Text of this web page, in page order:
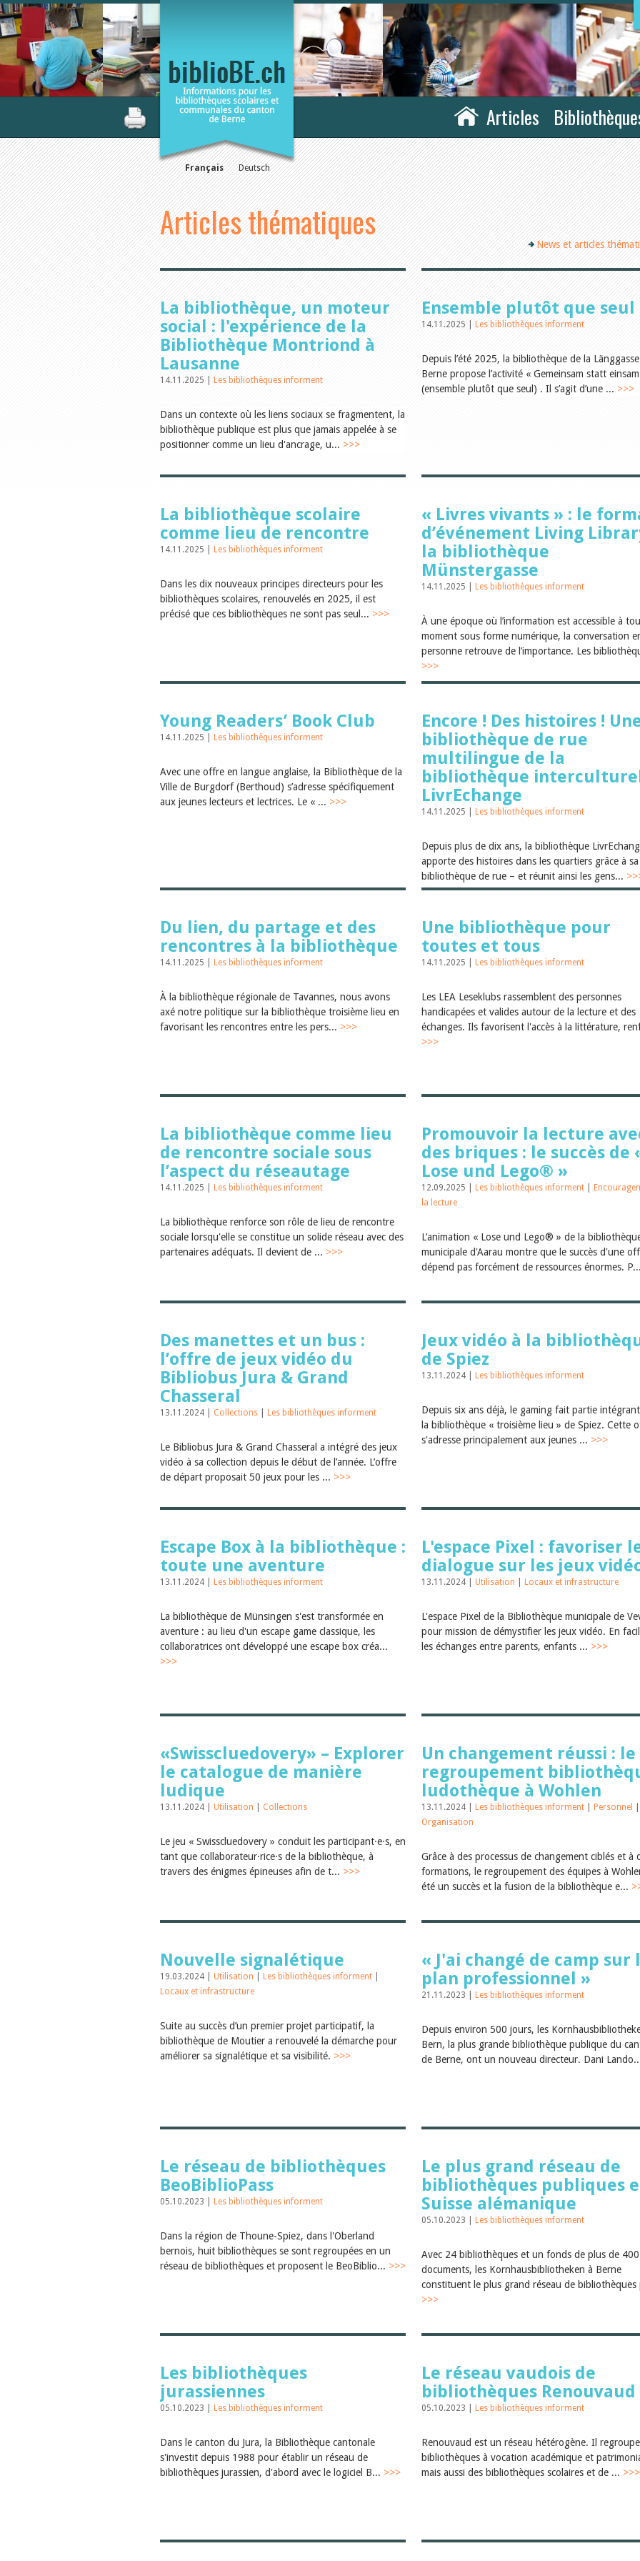
Français Deutsch
Articles
Articles thématiques
News et articles
La bibliothèque, un moteur
social : l'expérience de la
Bibliothèque Montriond à
Lausanne
14.11.2025 | Les bibliothèques informent
Dans un contexte où les liens sociaux se fragmentent, la
bibliothèque publique est plus que jamais appelée à se
positionner comme un lieu d'ancrage, u... >>>
Ensemble plutôt que seul
14.11.2025 | Les bibliothèques informent
Depuis l’été 2025, la bibliothèque de la
Berne propose l’activité « Gemeinsam statt
(ensemble plutôt que seul) . Il s’agit d’une ... >>>
La bibliothèque scolaire
comme lieu de rencontre
14.11.2025 | Les bibliothèques informent
Dans les dix nouveaux principes directeurs pour les
bibliothèques scolaires, renouvelés en 2025, il est
précisé que ces bibliothèques ne sont pas seul... >>>
« Livres vivants » : le
d’événement Living
la bibliothèque
Münstergasse
14.11.2025 | Les bibliothèques informent
À une époque où l’information est accessible à
moment sous forme numérique, la conversation
personne retrouve de l’importance. Les
>>>
Young Readers’ Book Club
14.11.2025 | Les bibliothèques informent
Avec une offre en langue anglaise, la Bibliothèque de la
Ville de Burgdorf (Berthoud) s’adresse spécifiquement
aux jeunes lecteurs et lectrices. Le « ... >>>
Encore ! Des histoires !
bibliothèque de rue
multilingue de la
bibliothèque
LivrEchange
14.11.2025 | Les bibliothèques informent
Depuis plus de dix ans, la bibliothèque
apporte des histoires dans les quartiers grâce à sa
bibliothèque de rue – et réunit ainsi les gens...
Du lien, du partage et des
rencontres à la bibliothèque
14.11.2025 | Les bibliothèques informent
À la bibliothèque régionale de Tavannes, nous avons
axé notre politique sur la bibliothèque troisième lieu en
favorisant les rencontres entre les pers... >>>
Une bibliothèque pour
toutes et tous
14.11.2025 | Les bibliothèques informent
Les LEA Leseklubs rassemblent des personnes
handicapées et valides autour de la lecture et des
échanges. Ils favorisent l'accès à la littérature,
>>>
La bibliothèque comme lieu
de rencontre sociale sous
l’aspect du réseautage
14.11.2025 | Les bibliothèques informent
La bibliothèque renforce son rôle de lieu de rencontre
sociale lorsqu'elle se constitue un solide réseau avec des
partenaires adéquats. Il devient de ... >>>
Promouvoir la lecture
des briques : le succès de
Lose und Lego® »
12.09.2025 | Les bibliothèques informent
la lecture
L’animation « Lose und Lego® » de la
municipale d'Aarau montre que le succès d'une
dépend pas forcément de ressources énormes. P...
Des manettes et un bus :
l’offre de jeux vidéo du
Bibliobus Jura & Grand
Chasseral
13.11.2024 | Collections Les bibliothèques informent
Le Bibliobus Jura & Grand Chasseral a intégré des jeux
vidéo à sa collection depuis le début de l’année. L’offre
de départ proposait 50 jeux pour les ... >>>
Jeux vidéo à la
de Spiez
13.11.2024 | Les bibliothèques informent
Depuis six ans déjà, le gaming fait partie
la bibliothèque « troisième lieu » de Spiez. Cette
s'adresse principalement aux jeunes ... >>>
Escape Box à la bibliothèque :
toute une aventure
13.11.2024 | Les bibliothèques informent
La bibliothèque de Münsingen s'est transformée en
aventure : au lieu d'un escape game classique, les
collaboratrices ont développé une escape box créa...
>>>
L'espace Pixel : favoriser
dialogue sur les jeux
13.11.2024 | Utilisation Locaux et infrastructure
L'espace Pixel de la Bibliothèque municipale de
pour mission de démystifier les jeux vidéo. En
les échanges entre parents, enfants ... >>>
«Swisscluedovery» – Explorer
le catalogue de manière
ludique
13.11.2024 | Utilisation Collections
Le jeu « Swisscluedovery » conduit les participant·e·s, en
tant que collaborateur·rice·s de la bibliothèque, à
travers des énigmes épineuses afin de t... >>>
Un changement réussi : le
regroupement
ludothèque à Wohlen
13.11.2024 | Les bibliothèques informent Personnel
Organisation
Grâce à des processus de changement ciblés et à
formations, le regroupement des équipes à
été un succès et la fusion de la bibliothèque e...
Nouvelle signalétique
19.03.2024 | Utilisation Les bibliothèques informent
Locaux et infrastructure
Suite au succès d’un premier projet participatif, la
bibliothèque de Moutier a renouvelé la démarche pour
améliorer sa signalétique et sa visibilité. >>>
« J'ai changé de camp sur
plan professionnel »
21.11.2023 | Les bibliothèques informent
Depuis environ 500 jours, les
Bern, la plus grande bibliothèque publique du
de Berne, ont un nouveau directeur. Dani
Le réseau de bibliothèques
BeoBiblioPass
05.10.2023 | Les bibliothèques informent
Dans la région de Thoune-Spiez, dans l'Oberland
bernois, huit bibliothèques se sont regroupées en un
réseau de bibliothèques et proposent le BeoBiblio... >>>
Le plus grand réseau de
bibliothèques publiques
Suisse alémanique
05.10.2023 | Les bibliothèques informent
Avec 24 bibliothèques et un fonds de plus de
documents, les Kornhausbibliotheken à Berne
constituent le plus grand réseau de bibliothèques
>>>
Les bibliothèques
jurassiennes
05.10.2023 | Les bibliothèques informent
Dans le canton du Jura, la Bibliothèque cantonale
s'investit depuis 1988 pour établir un réseau de
bibliothèques jurassien, d'abord avec le logiciel B... >>>
Le réseau vaudois de
bibliothèques Renouvaud
05.10.2023 | Les bibliothèques informent
Renouvaud est un réseau hétérogène. Il
bibliothèques à vocation académique et
mais aussi des bibliothèques scolaires et de ... >>>